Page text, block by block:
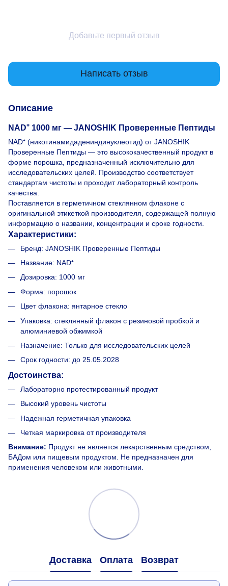
Добавьте первый отзыв
Написать отзыв
Описание
NAD⁺ 1000 мг — JANOSHIK Проверенные Пептиды
NAD⁺ (никотинамидадениндинуклеотид) от JANOSHIK
Проверенные Пептиды — это высококачественный продукт в
форме порошка, предназначенный исключительно для
исследовательских целей. Производство соответствует
стандартам чистоты и проходит лабораторный контроль
качества.
Поставляется в герметичном стеклянном флаконе с
оригинальной этикеткой производителя, содержащей полную
информацию о названии, концентрации и сроке годности.
Характеристики:
Бренд: JANOSHIK Проверенные Пептиды
Название: NAD⁺
Дозировка: 1000 мг
Форма: порошок
Цвет флакона: янтарное стекло
Упаковка: стеклянный флакон с резиновой пробкой и
алюминиевой обжимкой
Назначение: Только для исследовательских целей
Срок годности: до 25.05.2028
Достоинства:
Лабораторно протестированный продукт
Высокий уровень чистоты
Надежная герметичная упаковка
Четкая маркировка от производителя
Внимание: Продукт не является лекарственным средством,
БАДом или пищевым продуктом. Не предназначен для
применения человеком или животными.
Доставка Оплата Возврат